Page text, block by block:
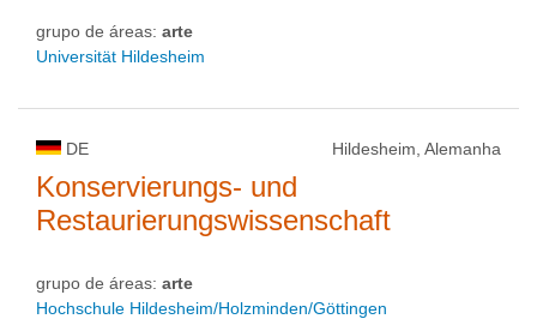
grupo de áreas: arte
Universität Hildesheim
DE Hildesheim, Alemanha
Konservierungs- und
Restaurierungswissenschaft
grupo de áreas: arte
Hochschule Hildesheim/Holzminden/Göttingen